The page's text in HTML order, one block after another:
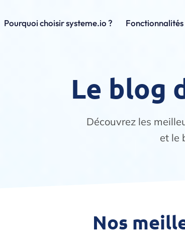
Pourquoi choisir systeme.io ? Fonctionnalités
Le blog
Découvrez les
et le
Nos